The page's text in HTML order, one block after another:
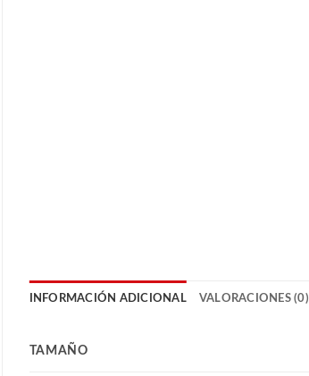
INFORMACIÓN ADICIONAL VALORACIONES (0)
TAMAÑO